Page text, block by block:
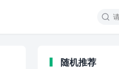
随机推荐